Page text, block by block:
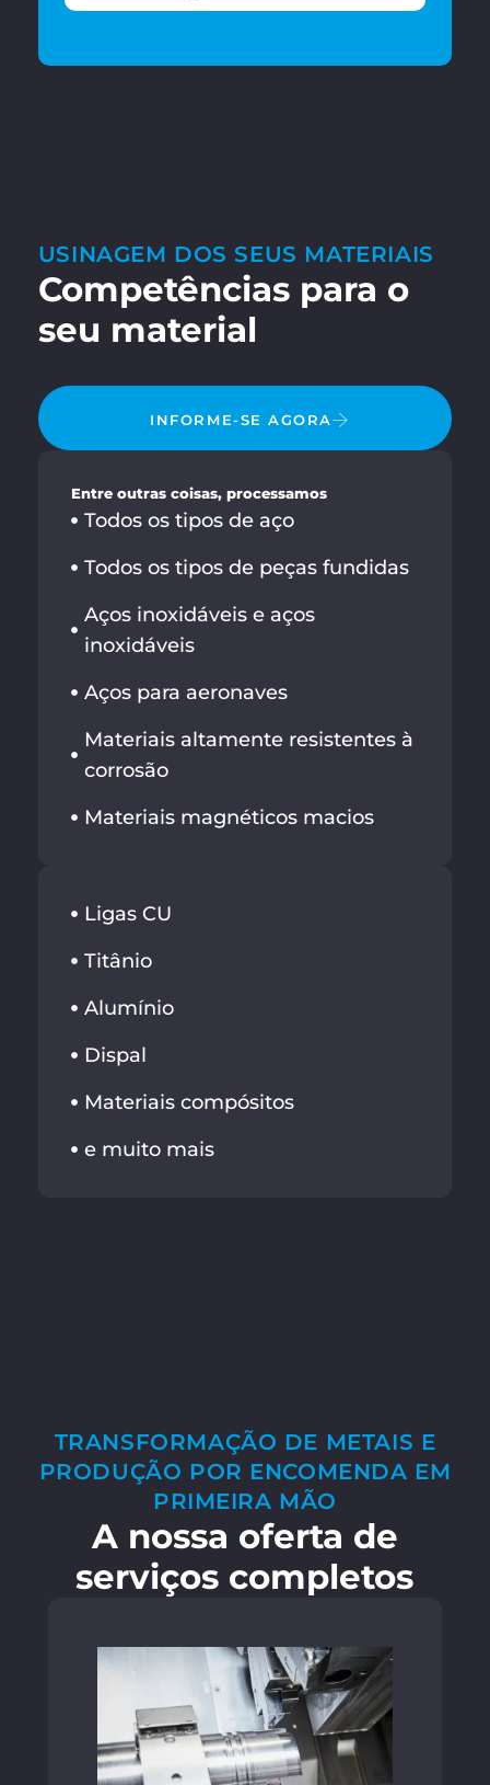
USINAGEM DOS SEUS MATERIAIS
Competências para o
seu material
INFORME-SE AGORA
Entre outras coisas, processamos
Todos os tipos de aço
Todos os tipos de peças fundidas
Aços inoxidáveis e aços
inoxidáveis
Aços para aeronaves
Materiais altamente resistentes à
corrosão
Materiais magnéticos macios
Ligas CU
Titânio
Alumínio
Dispal
Materiais compósitos
e muito mais
TRANSFORMAÇÃO DE METAIS E
PRODUÇÃO POR ENCOMENDA EM
PRIMEIRA MÃO
A nossa oferta de
serviços completos